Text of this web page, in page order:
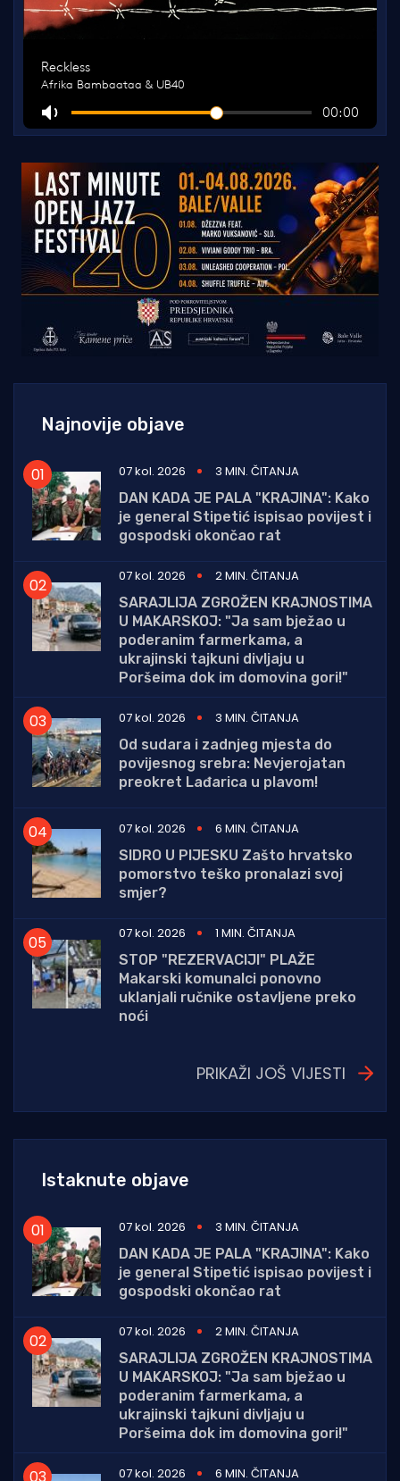
Najnovije objave
07 kol. 2026
3 MIN. ČITANJA
DAN KADA JE PALA "KRAJINA": Kako
je general Stipetić ispisao povijest i
gospodski okončao rat
07 kol. 2026
2 MIN. ČITANJA
SARAJLIJA ZGROŽEN KRAJNOSTIMA
U MAKARSKOJ: "Ja sam bježao u
poderanim farmerkama, a
ukrajinski tajkuni divljaju u
Poršeima dok im domovina gori!"
07 kol. 2026
3 MIN. ČITANJA
Od sudara i zadnjeg mjesta do
povijesnog srebra: Nevjerojatan
preokret Lađarica u plavom!
07 kol. 2026
6 MIN. ČITANJA
SIDRO U PIJESKU Zašto hrvatsko
pomorstvo teško pronalazi svoj
smjer?
07 kol. 2026
1 MIN. ČITANJA
STOP "REZERVACIJI" PLAŽE
Makarski komunalci ponovno
uklanjali ručnike ostavljene preko
noći
PRIKAŽI JOŠ VIJESTI
Istaknute objave
07 kol. 2026
3 MIN. ČITANJA
DAN KADA JE PALA "KRAJINA": Kako
je general Stipetić ispisao povijest i
gospodski okončao rat
07 kol. 2026
2 MIN. ČITANJA
SARAJLIJA ZGROŽEN KRAJNOSTIMA
U MAKARSKOJ: "Ja sam bježao u
poderanim farmerkama, a
ukrajinski tajkuni divljaju u
Poršeima dok im domovina gori!"
07 kol. 2026 6 MIN. ČITANJA